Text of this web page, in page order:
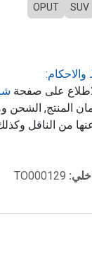
SUV
OPUT
على صفحة
المنتج,
من الناقل
TO000129